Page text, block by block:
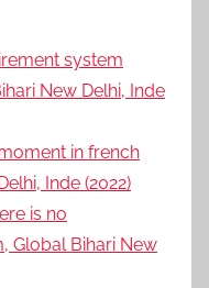
system
New Delhi, Inde
in french
Inde (2022)
is no
Global Bihari New